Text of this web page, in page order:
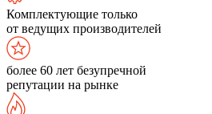
Комплектующие только
от ведущих производителей
более 60 лет безупречной
репутации на рынке